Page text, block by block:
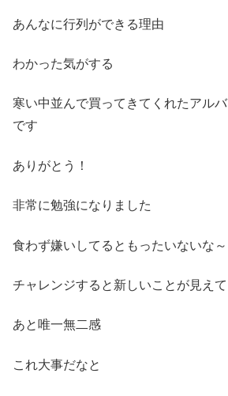
あんなに行列ができる理由
わかった気がする
寒い中並んで買ってきてくれたアル
です
ありがとう！
非常に勉強になりました
食わず嫌いしてるともったいないな～
チャレンジすると新しいことが見え
あと唯一無二感
これ大事だなと